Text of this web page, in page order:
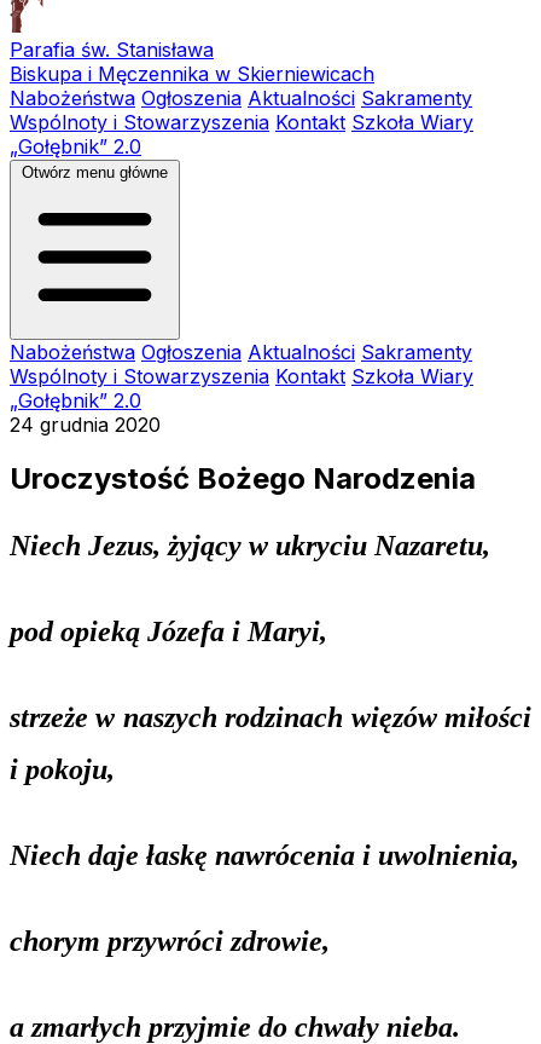
Parafia św. Stanisława
Biskupa i Męczennika w Skierniewicach
Nabożeństwa Ogłoszenia Aktualności Sakramenty
Wspólnoty i Stowarzyszenia Kontakt Szkoła Wiary
„Gołębnik” 2.0
Otwórz menu główne
Nabożeństwa Ogłoszenia Aktualności Sakramenty
Wspólnoty i Stowarzyszenia Kontakt Szkoła Wiary
„Gołębnik” 2.0
24 grudnia 2020
Uroczystość Bożego Narodzenia
Niech Jezus, żyjący w ukryciu Nazaretu,
pod opieką Józefa i Maryi,
strzeże w naszych rodzinach więzów miłości
i pokoju,
Niech daje łaskę nawrócenia i uwolnienia,
chorym przywróci zdrowie,
a zmarłych przyjmie do chwały nieba.